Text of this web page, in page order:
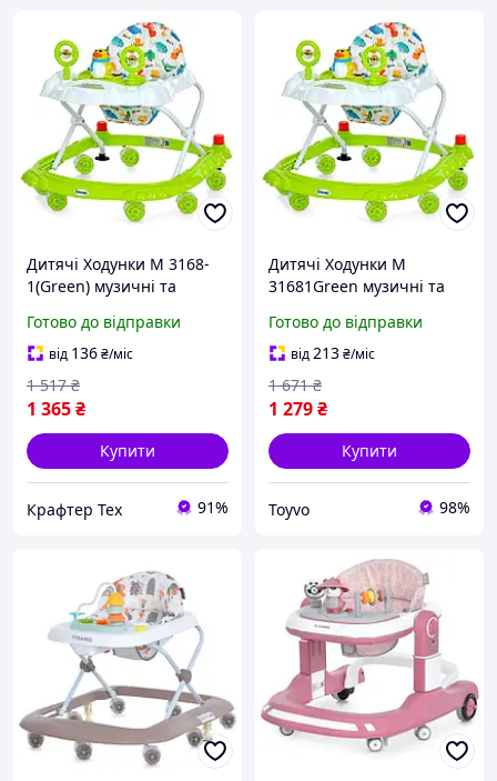
Дитячі Ходунки M 3168-
1(Green) музичні та
стопором
Готово до відправки
від 136₴/міс
1 365₴
1 517 ₴
Купити
Крафтер Тех 91%
Дитячі Ходунки M
31681Green музичні та
стопором Toyvoo
Готово до відправки
від213₴/міс
1 279₴
1 671 ₴
Купити
Toyvo 98%